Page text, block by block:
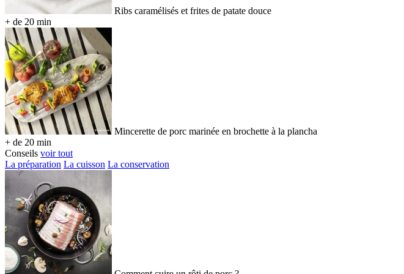
Ribs caramélisés et frites de patate douce
+ de 20 min
Mincerette de porc marinée en brochette à la plancha
+ de 20 min
Conseils voir tout
La préparation La cuisson La conservation